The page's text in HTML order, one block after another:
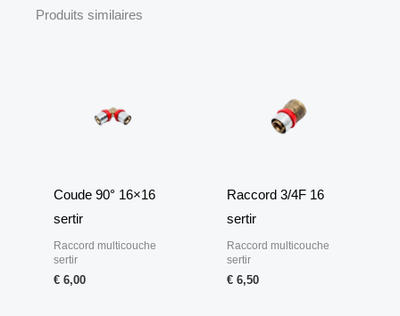
Produits similaires
Coude 90° 16×16
sertir
Raccord multicouche
sertir
€ 6,00
Raccord 3/4F 16
sertir
Raccord multicouche
sertir
€ 6,50